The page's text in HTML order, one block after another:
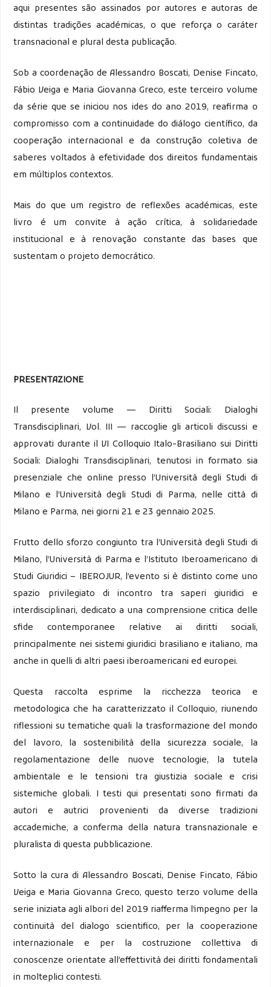
aqui presentes são assinados por autores e autoras de
distintas tradições académicas, o que reforça o caráter
transnacional e plural desta publicação.
Sob a coordenação de Alessandro Boscati, Denise Fincato,
Fábio Veiga e Maria Giovanna Greco, este terceiro volume
da série que se iniciou nos ides do ano 2019, reafirma o
compromisso com a continuidade do diálogo científico, da
cooperação internacional e da construção coletiva de
saberes voltados à efetividade dos direitos fundamentais
em múltiplos contextos.
Mais do que um registro de reflexões académicas, este
livro é um convite à ação crítica, à solidariedade
institucional e à renovação constante das bases que
sustentam o projeto democrático.
PRESENTAZIONE
Il presente volume — Diritti Sociali: Dialoghi
Transdisciplinari, Vol. III — raccoglie gli articoli discussi e
approvati durante il VI Colloquio Italo-Brasiliano sui Diritti
Sociali: Dialoghi Transdisciplinari, tenutosi in formato sia
presenziale che online presso l’Università degli Studi di
Milano e l’Università degli Studi di Parma, nelle città di
Milano e Parma, nei giorni 21 e 23 gennaio 2025.
Frutto dello sforzo congiunto tra l’Università degli Studi di
Milano, l’Università di Parma e l’Istituto Iberoamericano di
Studi Giuridici – IBEROJUR, l’evento si è distinto come uno
spazio privilegiato di incontro tra saperi giuridici e
interdisciplinari, dedicato a una comprensione critica delle
sfide contemporanee relative ai diritti sociali,
principalmente nei sistemi giuridici brasiliano e italiano, ma
anche in quelli di altri paesi iberoamericani ed europei.
Questa raccolta esprime la ricchezza teorica e
metodologica che ha caratterizzato il Colloquio, riunendo
riflessioni su tematiche quali la trasformazione del mondo
del lavoro, la sostenibilità della sicurezza sociale, la
regolamentazione delle nuove tecnologie, la tutela
ambientale e le tensioni tra giustizia sociale e crisi
sistemiche globali. I testi qui presentati sono firmati da
autori e autrici provenienti da diverse tradizioni
accademiche, a conferma della natura transnazionale e
pluralista di questa pubblicazione.
Sotto la cura di Alessandro Boscati, Denise Fincato, Fábio
Veiga e Maria Giovanna Greco, questo terzo volume della
serie iniziata agli albori del 2019 riafferma l’impegno per la
continuità del dialogo scientifico, per la cooperazione
internazionale e per la costruzione collettiva di
conoscenze orientate all’effettività dei diritti fondamentali
in molteplici contesti.